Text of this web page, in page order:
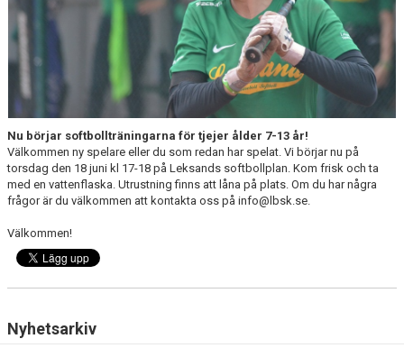
DOKUMENT
KLUBBKLÄDER
Nu börjar softbollträningarna för tjejer ålder 7-13 år!
Välkommen ny spelare eller du som redan har spelat. Vi börjar nu på
torsdag den 18 juni kl 17-18 på Leksands softbollplan. Kom frisk och ta
med en vattenflaska. Utrustning finns att låna på plats. Om du har några
frågor är du välkommen att kontakta oss på info@lbsk.se.
Välkommen!
Nyhetsarkiv